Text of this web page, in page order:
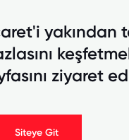
yakından
ziyaret
Siteye Git